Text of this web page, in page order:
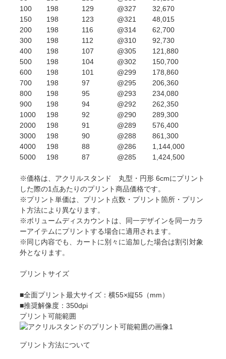
100
198 129 @327
32,670
150
198 123 @321
48,015
200
198 116 @314
62,700
300
198 112 @310
92,730
400
198 107 @305
121,880
500
198 104 @302
150,700
600
198 101 @299
178,860
700
198 97 @295
206,360
800
198 95 @293
234,080
900
198 94 @292
262,350
1000
198 92 @290
289,300
2000
198 91 @289
576,400
3000
198 90 @288
861,300
4000
198 88 @286
1,144,000
5000
198 87 @285 1,424,500
※価格は、アクリルスタンド 丸型・円形 6cmにプリント
した際の1点あたりのプリント商品価格です。
※プリント単価は、プリント点数・プリント箇所・プリン
ト方法により異なります。
※ボリュームディスカウントは、同一デザインを同一カラ
ーアイテムにプリントする場合に適用されます。
※同じ内容でも、カートに別々に追加した場合は割引対象
外となります。
プリントサイズ
■全面プリント最大サイズ：横55×縦55（mm）
■推奨解像度：350dpi
プリント可能範囲
プリント方法について